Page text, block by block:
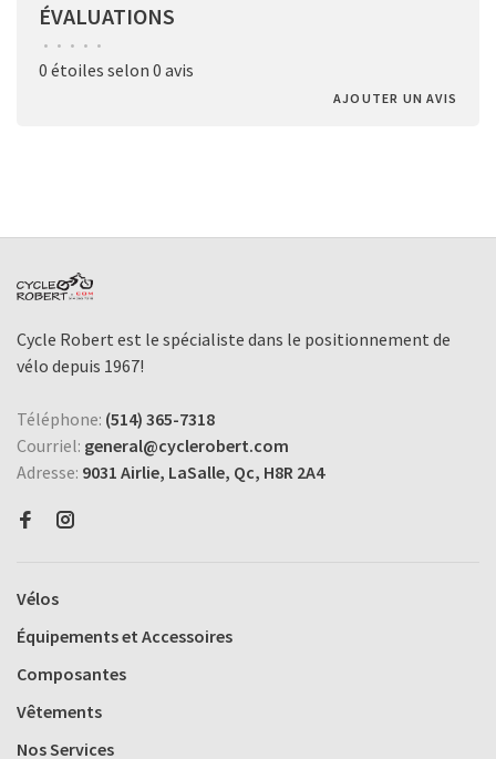
ÉVALUATIONS
• • • • •
0 étoiles selon 0 avis
AJOUTER UN AVIS
Cycle Robert est le spécialiste dans le positionnement de
vélo depuis 1967!
Téléphone: (514) 365-7318
Courriel: general@cyclerobert.com
Adresse: 9031 Airlie, LaSalle, Qc, H8R 2A4
Vélos
Équipements et Accessoires
Composantes
Vêtements
Nos Services